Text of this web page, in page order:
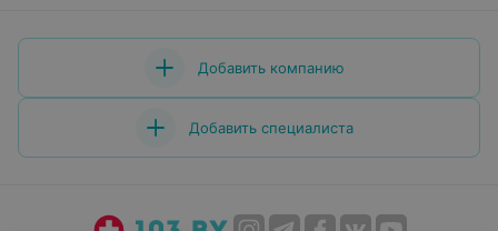
Добавить компанию
Добавить специалиста